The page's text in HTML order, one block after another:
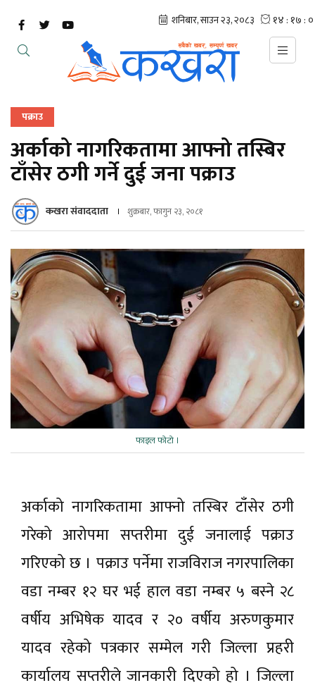
पक्राउ
अर्काको नागरिकतामा आफ्नो तस्बिर
टाँसेर ठगी गर्ने दुई जना पक्राउ
कखरा संवाददाता शुक्रबार, फागुन २३, २०८१
फाइल फाेटाे ।
अर्काको नागरिकतामा आफ्नो तस्बिर टाँसेर ठगी
गरेको आरोपमा सप्तरीमा दुई जनालाई पक्राउ
गरिएको छ । पक्राउ पर्नेमा राजविराज नगरपालिका
वडा नम्बर १२ घर भई हाल वडा नम्बर ५ बस्ने २८
वर्षीय अभिषेक यादव र २० वर्षीय अरुणकुमार
यादव रहेको पत्रकार सम्मेल गरी जिल्ला प्रहरी
कार्यालय सप्तरीले जानकारी दिएको हो । जिल्ला